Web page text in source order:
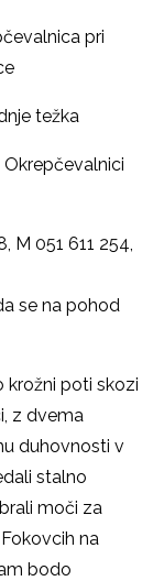
pri
težka
Okrepčevalnici
M 051 611 254,
se na pohod
krožni poti skozi
z dvema
duhovnosti v
stalno
moči za
na
bodo